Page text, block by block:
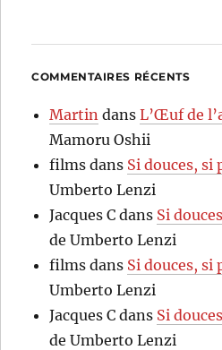
COMMENTAIRES RÉCENTS
Martin dansL’Œuf de
Mamoru Oshii
films dans Si douces, si
Umberto Lenzi
Jacques C dans Si
de Umberto Lenzi
films dans Si douces, si
Umberto Lenzi
Jacques C dans Si
de Umberto Lenzi